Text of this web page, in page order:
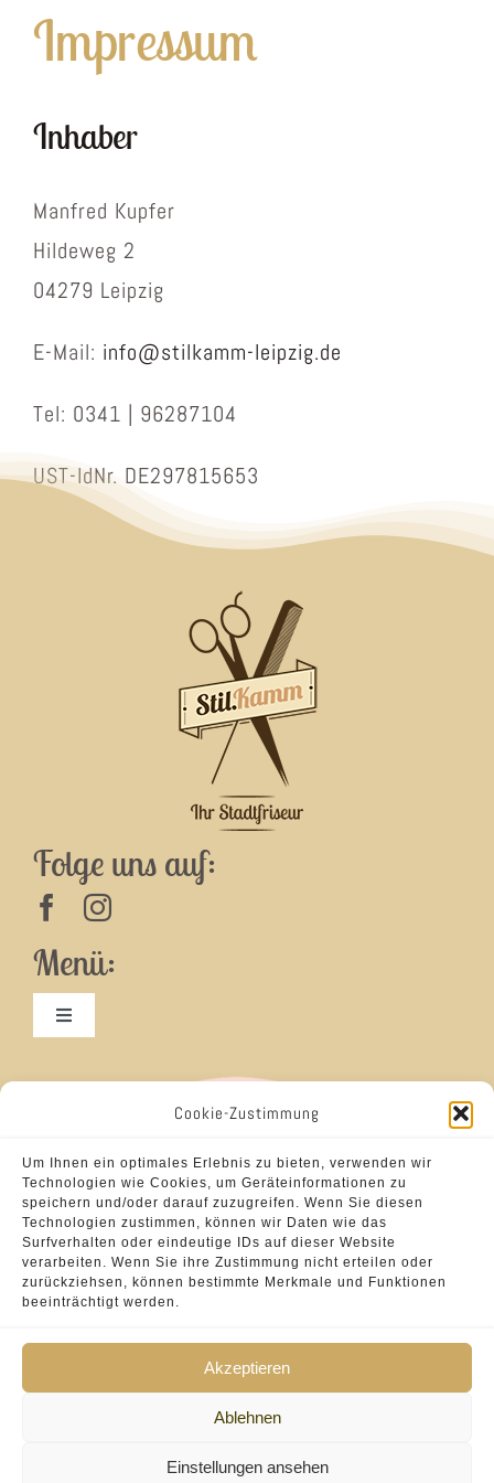
Cookie-Zustimmung
Um Ihnen ein optimales Erlebnis zu bieten, verwenden wir
Technologien wie Cookies, um Geräteinformationen zu
speichern und/oder darauf zuzugreifen. Wenn Sie diesen
Technologien zustimmen, können wir Daten wie das
Surfverhalten oder eindeutige IDs auf dieser Website
verarbeiten. Wenn Sie ihre Zustimmung nicht erteilen oder
zurückziehsen, können bestimmte Merkmale und Funktionen
beeinträchtigt werden.
Akzeptieren
Ablehnen
Einstellungen ansehen
Friseur
Partner
Gutscheine
Office
Impressum
Inhaber
Manfred Kupfer
Hildeweg 2
04279 Leipzig
E-Mail: info@stilkamm-leipzig.de
Tel: 0341 | 96287104
UST-IdNr. DE297815653
Folge uns auf:
Menü:
Toggle
Frisuren für Herren
Hair-Weaving